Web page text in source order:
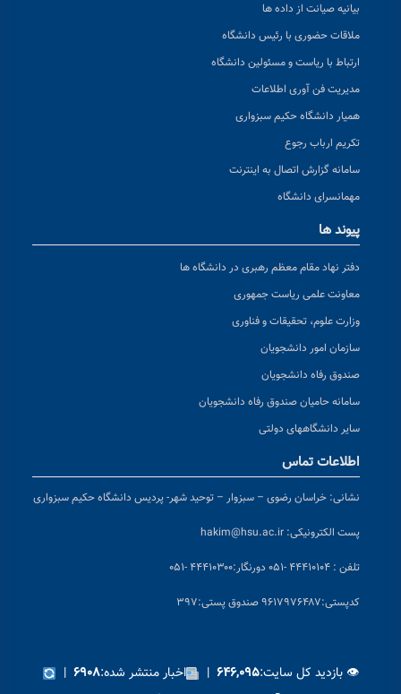
بیانیه صیانت از داده ها
ملاقات حضوری با رئیس دانشگاه
ارتباط با ریاست و مسئولین دانشگاه
مدیریت فن آوری اطلاعات
همیار دانشگاه حکیم سبزواری
تکریم ارباب رجوع
سامانه گزارش اتصال به اینترنت
مهمانسرای دانشگاه
پیوند ها
دفتر نهاد مقام معظم رهبری در دانشگاه ها
معاونت علمی ریاست جمهوری
وزارت علوم، تحقیقات و فناوری
سازمان امور دانشجویان
صندوق رفاه دانشجویان
سامانه حامیان صندوق رفاه دانشجویان
سایر دانشگاههای دولتی
اطلاعات تماس
نشانی: خراسان رضوی – سبزوار – توحید شهر- پردیس دانشگاه حکیم سبزواری
پست الکترونیکی: hakim@hsu.ac.ir
تلفن : ۴۴۴۱۰۱۰۴ -۰۵۱ دورنگار:۴۴۴۱۰۳۰۰ -۰۵۱
کدپستی:۹۶۱۷۹۷۶۴۸۷ صندوق پستی:۳۹۷
👁 بازدید کل سایت:۶۴۶,۰۹۵ | اخبار منتشر شده:۶۹۰۸ |